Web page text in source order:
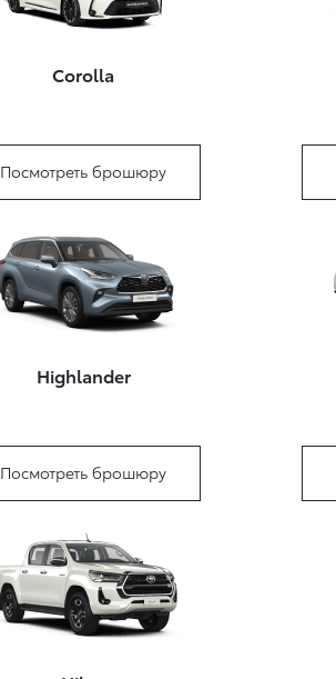
Corolla
Посмотреть брошюру
Highlander
Посмотреть брошюру